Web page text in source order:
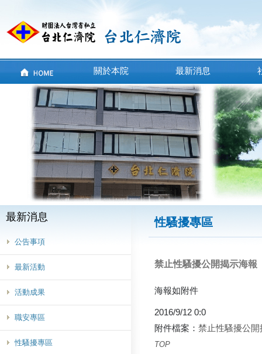
關於本院 最新消息
最新消息
公告事項
最新活動
活動成果
職安專區
性騷擾專區
性騷擾專區
禁止性騷擾公開揭示海報
海報如附件
2016/9/12 0:0
附件檔案： 禁止性騷擾公開
TOP